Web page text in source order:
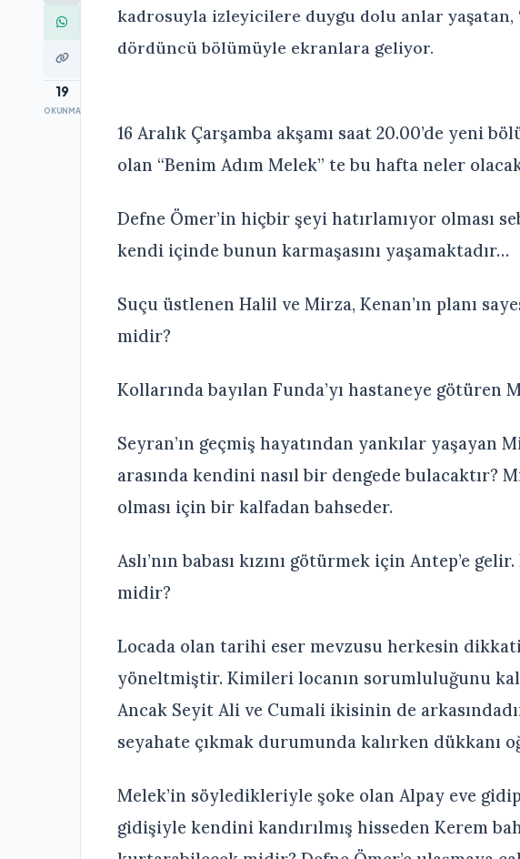
19
OKUNMA
kadrosuyla izleyicilere duygu dolu anlar yaşatan,
dördüncü bölümüyle ekranlara geliyor.
16 Aralık Çarşamba akşamı saat 20.00’de yeni
olan “Benim Adım Melek” te bu hafta neler
Defne Ömer’in hiçbir şeyi hatırlamıyor olması
kendi içinde bunun karmaşasını yaşamaktadır…
Suçu üstlenen Halil ve Mirza, Kenan’ın planı
midir?
Kollarında bayılan Funda’yı hastaneye götüren
Seyran’ın geçmiş hayatından yankılar yaşayan
arasında kendini nasıl bir dengede bulacaktır?
olması için bir kalfadan bahseder.
Aslı’nın babası kızını götürmek için Antep’e
midir?
Locada olan tarihi eser mevzusu herkesin
yöneltmiştir. Kimileri locanın sorumluluğunu
Ancak Seyit Ali ve Cumali ikisinin de
seyahate çıkmak durumunda kalırken dükkanı
Melek’in söyledikleriyle şoke olan Alpay eve gidip
gidişiyle kendini kandırılmış hisseden Kerem